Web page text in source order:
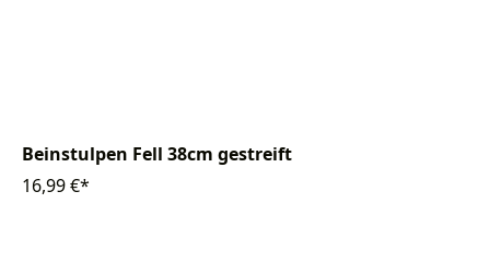
Beinstulpen Fell 38cm gestreift
16,99 €*